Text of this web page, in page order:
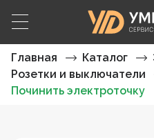
Главная Каталог
Розетки и выключатели
Починить электроточку